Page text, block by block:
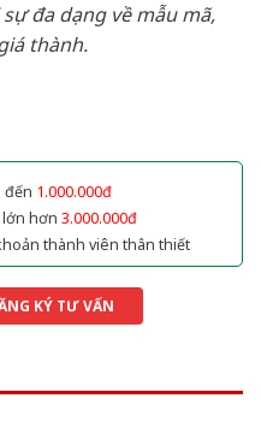
đa dạng về mẫu mã,
thành.
đến 1.000.000đ
hơn 3.000.000đ
thành viên thân thiết
KÝ TƯ VẤN